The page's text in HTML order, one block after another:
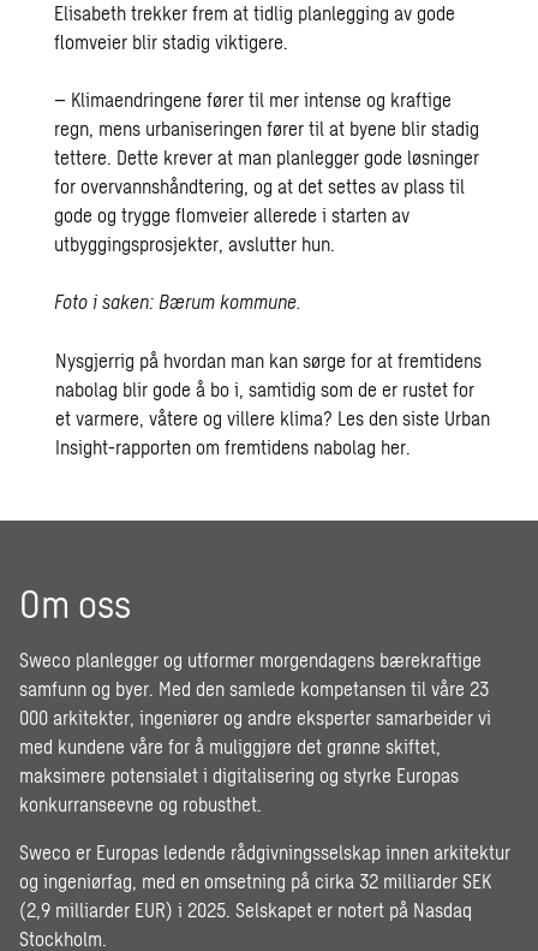
Elisabeth trekker frem at tidlig planlegging av gode
flomveier blir stadig viktigere.
– Klimaendringene fører til mer intense og kraftige
regn, mens urbaniseringen fører til at byene blir stadig
tettere. Dette krever at man planlegger gode løsninger
for overvannshåndtering, og at det settes av plass til
gode og trygge flomveier allerede i starten av
utbyggingsprosjekter, avslutter hun.
Foto i saken: Bærum kommune.
Nysgjerrig på hvordan man kan sørge for at fremtidens
nabolag blir gode å bo i, samtidig som de er rustet for
et varmere, våtere og villere klima? Les den siste Urban
Insight-rapporten om fremtidens nabolag her.
Om oss
Sweco planlegger og utformer morgendagens bærekraftige
samfunn og byer. Med den samlede kompetansen til våre 23
000 arkitekter, ingeniører og andre eksperter samarbeider vi
med kundene våre for å muliggjøre det grønne skiftet,
maksimere potensialet i digitalisering og styrke Europas
konkurranseevne og robusthet.
Sweco er Europas ledende rådgivningsselskap innen arkitektur
og ingeniørfag, med en omsetning på cirka 32 milliarder SEK
(2,9 milliarder EUR) i 2025. Selskapet er notert på Nasdaq
Stockholm.